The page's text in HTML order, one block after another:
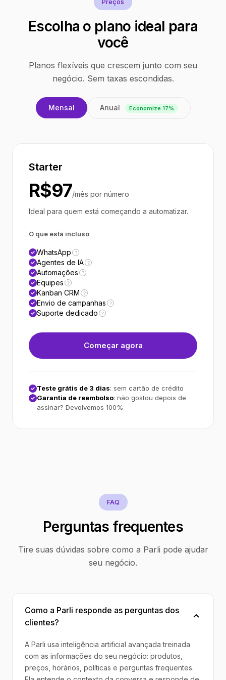
Escolha o plano ideal para
você
Planos flexíveis que crescem junto com seu
negócio. Sem taxas escondidas.
Mensal Anual Economize 17%
Starter
R$97/mês por número
Ideal para quem está começando a automatizar.
O que está incluso
WhatsApp ?
Agentes de IA ?
Automações ?
Equipes ?
Kanban CRM ?
Envio de campanhas ?
Suporte dedicado ?
Começar agora
Teste grátis de 3 dias: sem cartão de crédito
Garantia de reembolso: não gostou depois de
assinar? Devolvemos 100%
FAQ
Perguntas frequentes
Tire suas dúvidas sobre como a Parli pode ajudar
seu negócio.
Como a Parli responde as perguntas dos
clientes?
A Parli usa inteligência artificial avançada treinada
com as informações do seu negócio: produtos,
preços, horários, políticas e perguntas frequentes.